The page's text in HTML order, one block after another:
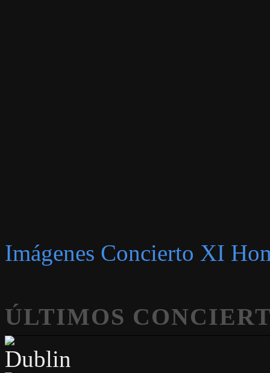
Imágenes Concierto XI
ÚLTIMOS